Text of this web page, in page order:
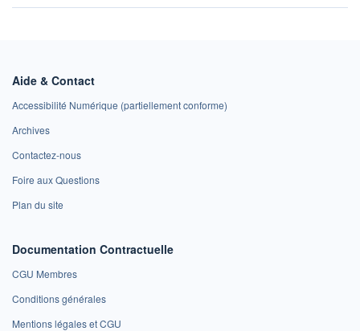
Aide & Contact
Accessibilité Numérique (partiellement conforme)
Archives
Contactez-nous
Foire aux Questions
Plan du site
Documentation Contractuelle
CGU Membres
Conditions générales
Mentions légales et CGU